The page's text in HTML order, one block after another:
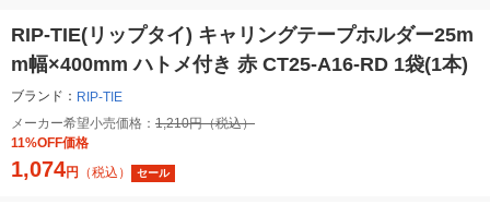
RIP-TIE(リップタイ) キャリングテープホルダー25m
m幅×400mm ハトメ付き 赤 CT25-A16-RD 1袋(1本)
ブランド： RIP-TIE
メーカー希望小売価格： 1,210円（税込）
11%OFF価格
1,074円 （税込） セール